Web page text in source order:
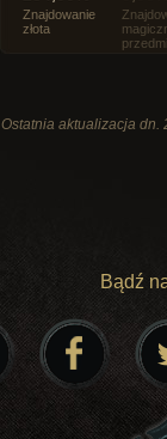
Znajdowanie
złota
Ostatnia aktualizacja dn.
Bądź